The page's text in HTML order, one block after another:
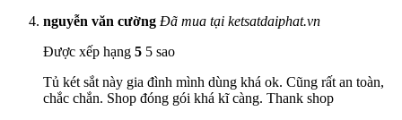
nguyễn văn cường Đã mua tại ketsatdaiphat.vn
Được xếp hạng 5 5 sao
Tủ két sắt này gia đình mình dùng khá ok. Cũng rất an toàn,
chắc chắn. Shop đóng gói khá kĩ càng. Thank shop